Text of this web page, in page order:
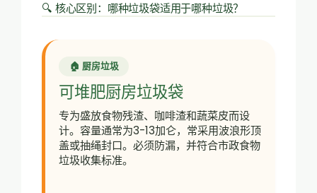
🔍 核心区别：哪种垃圾袋适用于哪种垃圾？
🏠 厨房垃圾
可堆肥厨房垃圾袋
专为盛放食物残渣、咖啡渣和蔬菜皮而设
计。容量通常为3-13加仑，常采用波浪形顶
盖或抽绳封口。必须防漏，并符合市政食物
垃圾收集标准。